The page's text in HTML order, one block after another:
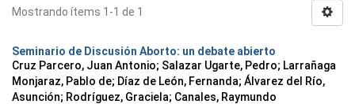
Mostrando ítems 1-1 de 1
Seminario de Discusión Aborto: un debate abierto
Cruz Parcero, Juan Antonio; Salazar Ugarte, Pedro; Larrañaga
Monjaraz, Pablo de; Díaz de León, Fernanda; Álvarez del Río,
Asunción; Rodríguez, Graciela; Canales, Raymundo